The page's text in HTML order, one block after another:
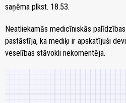
saņēma plkst. 18.53.
Neatliekamās medicīniskās palīdzības
pastāstīja, ka mediķi ir apskatījuši
veselības stāvokli nekomentēja.